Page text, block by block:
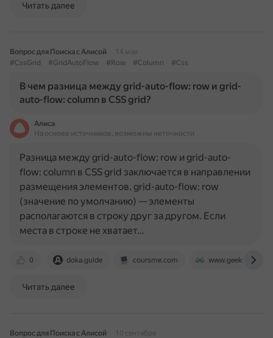
Читать далее
Вопрос для Поиска с Алисой
14 мая
#CssGrid
#GridAutoFlow #Row #Column #Css
В чем разница между grid-auto-flow: row и grid-
auto-flow: column в CSS grid?
Алиса
На основе источников, возможны неточности
0 doka.guide coursme.com
Разница между grid-auto-flow: row и grid-auto-
flow: column в CSS grid заключается в направлении
размещения элементов. grid-auto-flow: row
(значение по умолчанию) — элементы
располагаются в строку друг за другом. Если
места в строке не хватает…
Читать далее
Вопрос для Поиска с Алисой
10 сентября